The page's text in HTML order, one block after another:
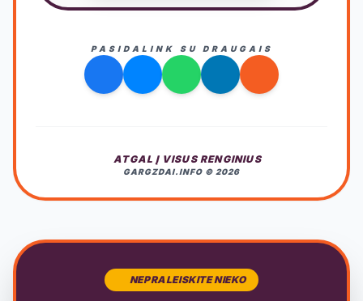
PASIDALINK SU DRAUGAIS
ATGAL Į VISUS RENGINIUS
GARGZDAI.INFO © 2026
NEPRALEISKITE NIEKO